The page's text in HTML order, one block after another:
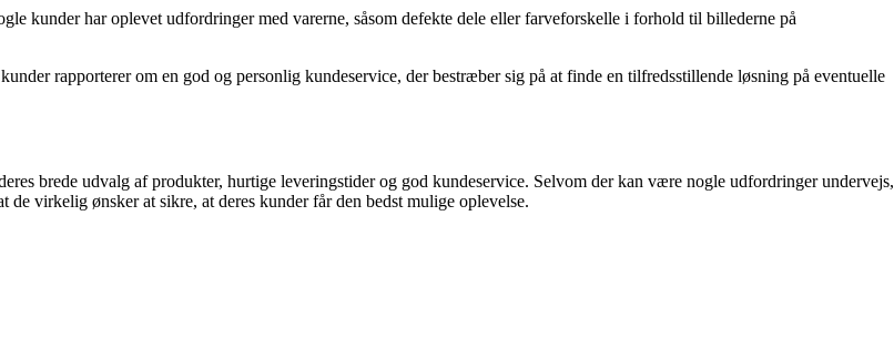
kunder har oplevet udfordringer med varerne, såsom defekte dele eller farveforskelle i forhold til billederne på
rapporterer om en god og personlig kundeservice, der bestræber sig på at finde en tilfredsstillende løsning på eventuelle
brede udvalg af produkter, hurtige leveringstider og god kundeservice. Selvom der kan være nogle udfordringer undervejs,
virkelig ønsker at sikre, at deres kunder får den bedst mulige oplevelse.